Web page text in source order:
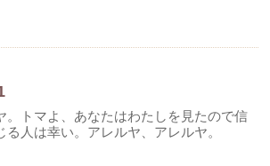
。トマよ、あなたはわたしを見たので信
人は幸い。アレルヤ、アレルヤ。